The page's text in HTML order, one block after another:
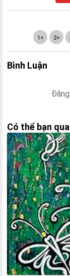
1+ 2+
Bình Luận
Có thể bạn